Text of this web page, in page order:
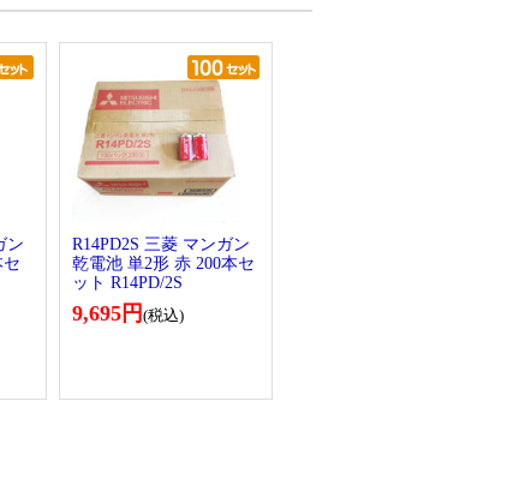
ン
R14PD2S 三菱 マンガン
乾電池 単2形 赤 200本セ
ット R14PD/2S
9,695円 (税込)